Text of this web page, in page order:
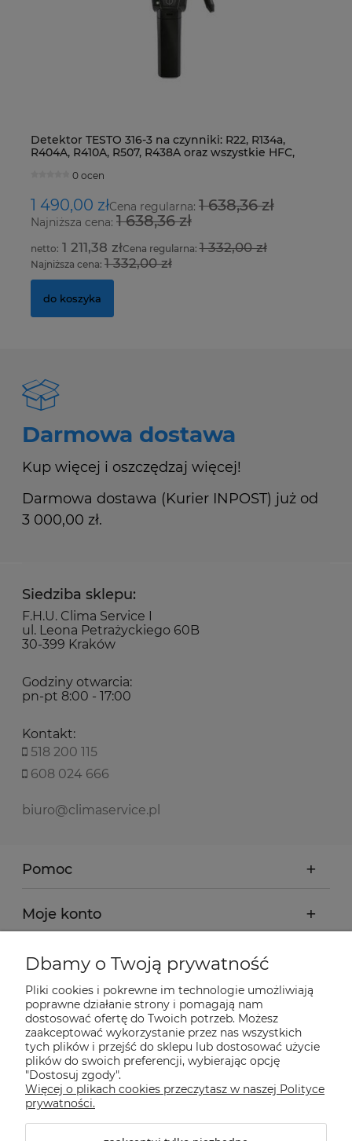
Detektor TESTO 316-3 na czynniki: R22, R134a,
R404A, R410A, R507, R438A oraz wszystkie HFC,
0 ocen
1 490,00 złCena regularna: 1 638,36 zł
Najniższa cena: 1 638,36 zł
1 211,38 złCena regularna:1 332,00 zł
Najniższa cena: 1 332,00 zł
do koszyka
Darmowa dostawa
Kup więcej i oszczędzaj więcej!
Darmowa dostawa (Kurier INPOST) już od
3 000,00 zł.
Siedziba sklepu:
F.H.U. Clima Service I
ul. Leona Petrażyckiego 60B
30-399 Kraków
Godziny otwarcia:
pn-pt 8:00 - 17:00
Kontakt:
518 200 115
608 024 666
biuro@climaservice.pl
Pomoc
Moje konto
Płatności i dostawa
Informacje
O nas
Nasze sklepy Allegro
Dbamy o Twoją prywatność
Pliki cookies i pokrewne im technologie umożliwiają
poprawne działanie strony i pomagają nam
dostosować ofertę do Twoich potrzeb. Możesz
zaakceptować wykorzystanie przez nas wszystkich
tych plików i przejść do sklepu lub dostosować użycie
plików do swoich preferencji, wybierając opcję
"Dostosuj zgody".
Więcej o plikach cookies przeczytasz w naszej Polityce
prywatności.